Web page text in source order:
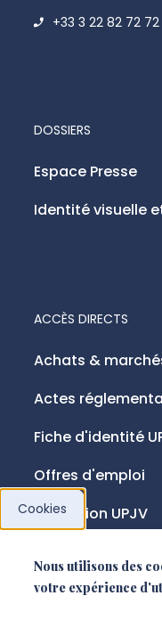
+33 3 22 82 72 72
ACCÈS DIRECTS
Achats &
Actes
Fiche d'identité
Offres d'emploi
Fondation UPJV
DOSSIERS
Espace Presse
Identité visuelle
NOUS SUIVRE
Cookies
Nous utilisons des
votre expérience